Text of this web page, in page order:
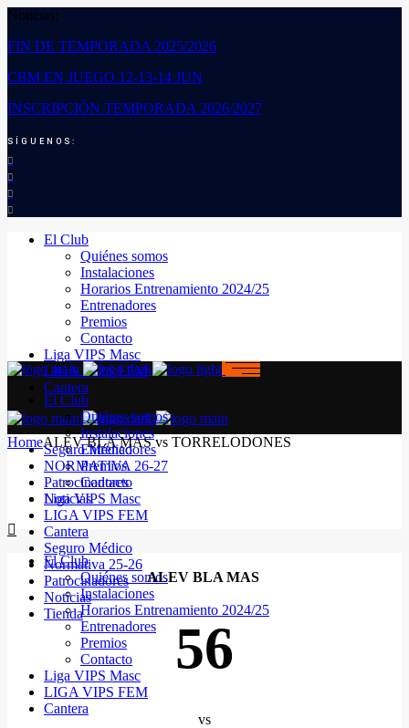
Noticias:
FIN DE TEMPORADA 2025/2026
CBM EN JUEGO 12-13-14 JUN
INSCRIPCIÓN TEMPORADA 2026/2027
SÍGUENOS:
El Club
Quiénes somos
Instalaciones
Horarios Entrenamiento 2024/25
Entrenadores
Premios
Contacto
Liga VIPS Masc
LIGA VIPS FEM
Cantera
Seguro Médico
NORMATIVA 26-27
Patrocinadores
Noticias
El Club
Quiénes somos
Instalaciones
Horarios Entrenamiento 2024/25
Entrenadores
Premios
Contacto
Liga VIPS Masc
LIGA VIPS FEM
Cantera
El Club
Quiénes somos
Instalaciones
Entrenadores
Premios
Contacto
Liga VIPS Masc
LIGA VIPS FEM
Cantera
Seguro Médico
Normativa 25-26
Patrocinadores
Noticias
Tienda
HomeALEV BLA MAS vs TORRELODONES
ALEV BLA MAS
56
vs